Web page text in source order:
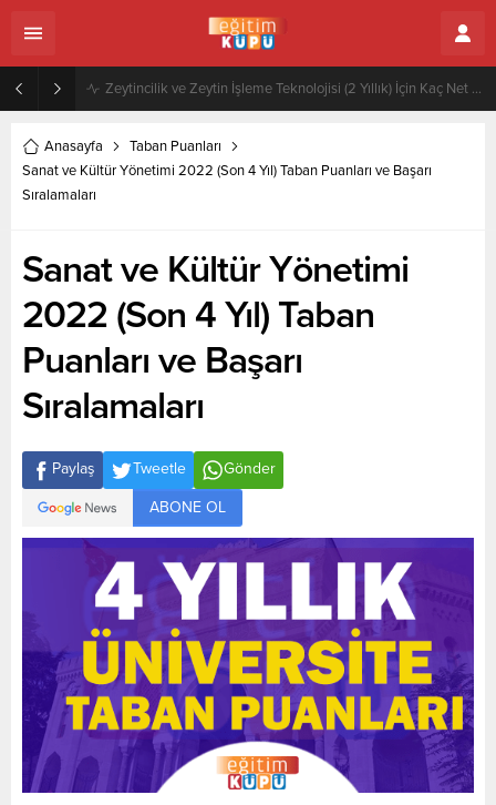
Zeytincilik ve Zeytin İşleme Teknolojisi (2 Yıllık) İçin Kaç Net Gerekir 2022
Anasayfa
Taban Puanları
Sanat ve Kültür Yönetimi 2022 (Son 4 Yıl) Taban Puanları ve Başarı
Sıralamaları
Sanat ve Kültür Yönetimi
2022 (Son 4 Yıl) Taban
Puanları ve Başarı
Sıralamaları
Paylaş Tweetle Gönder
ABONE OL